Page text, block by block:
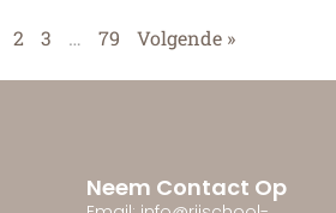
2 3 … 79 Volgende »
Neem Contact Op